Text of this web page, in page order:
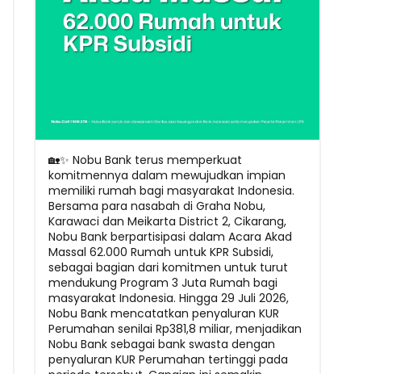
🏡✨ Nobu Bank terus memperkuat
komitmennya dalam mewujudkan impian
memiliki rumah bagi masyarakat Indonesia.
Bersama para nasabah di Graha Nobu,
Karawaci dan Meikarta District 2, Cikarang,
Nobu Bank berpartisipasi dalam Acara Akad
Massal 62.000 Rumah untuk KPR Subsidi,
sebagai bagian dari komitmen untuk turut
mendukung Program 3 Juta Rumah bagi
masyarakat Indonesia. Hingga 29 Juli 2026,
Nobu Bank mencatatkan penyaluran KUR
Perumahan senilai Rp381,8 miliar, menjadikan
Nobu Bank sebagai bank swasta dengan
penyaluran KUR Perumahan tertinggi pada